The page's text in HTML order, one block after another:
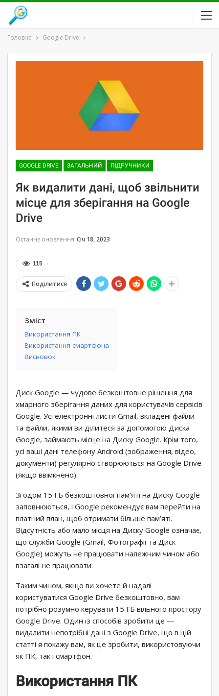
Головна Google Drive
GOOGLE DRIVE ЗАГАЛЬНИЙ ПІДРУЧНИКИ
Як видалити дані, щоб звільнити
місце для зберігання на Google
Drive
Останнє оновлення Січ 18, 2023
115
Поділитися
Зміст
Використання ПК
Використання смартфона
Висновок
Диск Google — чудове безкоштовне рішення для
хмарного зберігання даних для користувачів сервісів
Google. Усі електронні листи Gmail, вкладені файли
та файли, якими ви ділитеся за допомогою Диска
Google, займають місце на Диску Google. Крім того,
усі ваші дані телефону Android (зображення, відео,
документи) регулярно створюються на Google Drive
(якщо ввімкнено).
Згодом 15 ГБ безкоштовної пам'яті на Диску Google
заповнюються, і Google рекомендує вам перейти на
платний план, щоб отримати більше пам’яті.
Відсутність або мало місця на Диску Google означає,
що служби Google (Gmail, Фотографії та Диск
Google) можуть не працювати належним чином або
взагалі не працювати.
Таким чином, якщо ви хочете й надалі
користуватися Google Drive безкоштовно, вам
потрібно розумно керувати 15 ГБ вільного простору
Google Drive. Один із способів зробити це —
видалити непотрібні дані з Google Drive, що в цій
статті я покажу вам, як це зробити, використовуючи
як ПК, так і смартфон.
Використання ПК